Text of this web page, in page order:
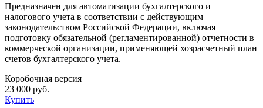
Предназначен для автоматизации бухгалтерского и
налогового учета в соответствии с действующим
законодательством Российской Федерации, включая
подготовку обязательной (регламентированной) отчетности в
коммерческой организации, применяющей хозрасчетный план
счетов бухгалтерского учета.
Коробочная версия
23 000 руб.
Купить